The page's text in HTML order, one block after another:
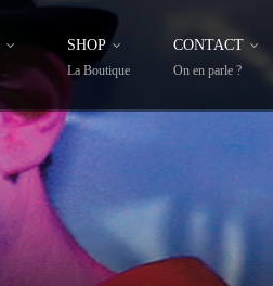
SHOP
La Boutique
CONTACT
On en parle ?